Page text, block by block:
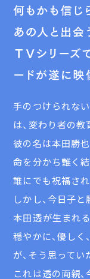
手のつけられな
は、変わり者の教
彼の名は本田勝
命を分かち難く
誰にでも祝福さ
しかし、今日子
本田透――が生まれる
穏やかに、優しく
が、そう思って
これは透の両親